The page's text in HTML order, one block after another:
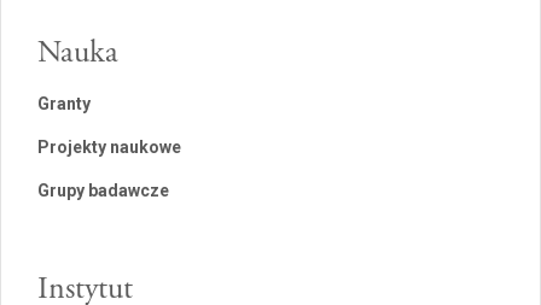
Nauka
Granty
Projekty naukowe
Grupy badawcze
Instytut